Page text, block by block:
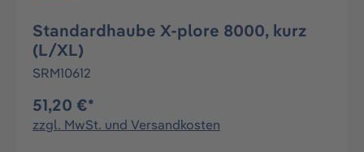
Standardhaube X-plore 8000, kurz
(L/XL)
SRM10612
51,20 €*
zzgl. MwSt. und Versandkosten